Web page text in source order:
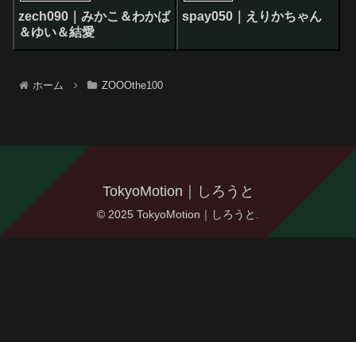
zech090｜みかこ＆わかば
＆ゆい＆結愛
spay050｜えりかちゃん
ホーム ZOOOthe100
TokyoMotion｜しろうと
© 2025 TokyoMotion｜しろうと.